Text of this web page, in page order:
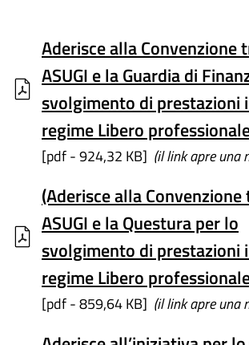
Aderisce alla Convenzione
ASUGI e la Guardia di
svolgimento di prestazioni
regime Libero
[pdf - 924,32 KB] (il link apre una
(Aderisce alla Convenzione
ASUGI e la Questura per lo
svolgimento di prestazioni
regime Libero
[pdf - 859,64 KB] (il link apre una